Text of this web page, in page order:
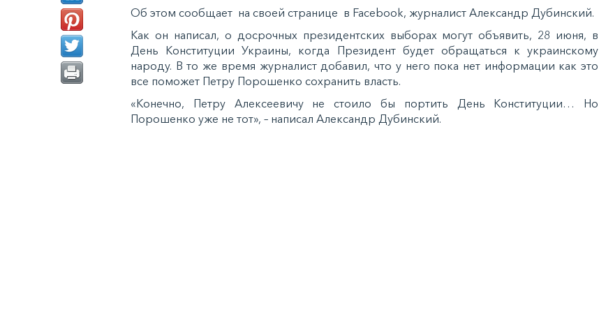
Об этом сообщает на своей странице в Facebook, журналист Александр Дубинский.
Как он написал, о досрочных президентских выборах могут объявить, 28 июня, в
День Конституции Украины, когда Президент будет обращаться к украинскому
народу. В то же время журналист добавил, что у него пока нет информации как это
все поможет Петру Порошенко сохранить власть.
«Конечно, Петру Алексеевичу не стоило бы портить День Конституции… Но
Порошенко уже не тот», – написал Александр Дубинский.